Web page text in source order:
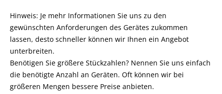
Hinweis: Je mehr Informationen Sie uns zu den
gewünschten Anforderungen des Gerätes zukommen
lassen, desto schneller können wir Ihnen ein Angebot
unterbreiten.
Benötigen Sie größere Stückzahlen? Nennen Sie uns einfach
die benötigte Anzahl an Geräten. Oft können wir bei
größeren Mengen bessere Preise anbieten.